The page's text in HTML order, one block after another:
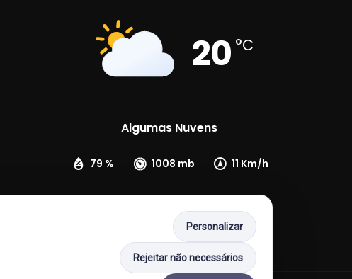
20 °C
Algumas Nuvens
79 % 1008 mb 11 Km/h
Personalizar
Rejeitar não necessários